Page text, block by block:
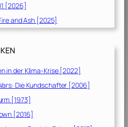
[2026]
and Ash [2025]
in der Klima-Krise [2022]
Die Kundschafter [2006]
[1973]
[2016]